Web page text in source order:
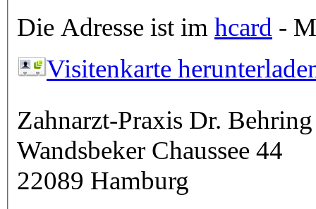
Die Adresse ist im hcard -
Visitenkarte
Zahnarzt-Praxis Dr.
Wandsbeker Chaussee 44
22089 Hamburg